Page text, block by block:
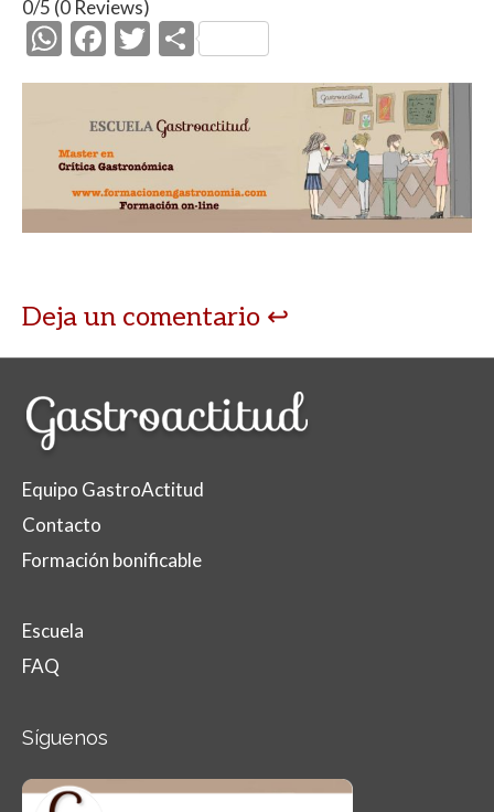
0/5 (0 Reviews)
W
h
at
s
A
p
F
ac
e
b
o
o
T
w
itt
er
C
o
p
ar
ti
Deja un comentario
Equipo GastroActitud
Contacto
Formación bonificable
Escuela
FAQ
Síguenos